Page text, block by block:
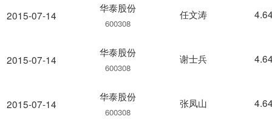
2015-07-14
2015-07-14
2015-07-14
华泰股份
600308
任文涛
华泰股份
600308
谢士兵
华泰股份
600308
张凤山